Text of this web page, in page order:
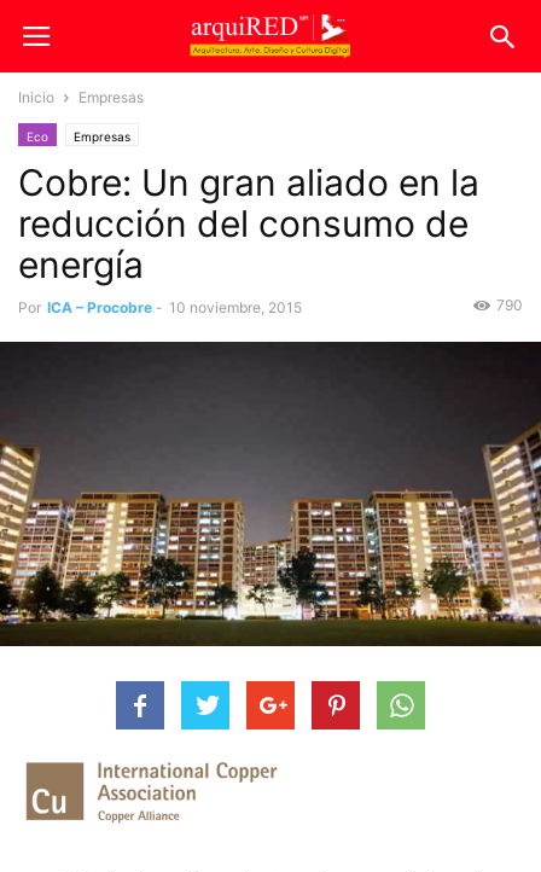
Inicio Empresas
Eco Empresas
Cobre: Un gran aliado en la
reducción del consumo de
energía
Por ICA – Procobre - 10 noviembre, 2015 790